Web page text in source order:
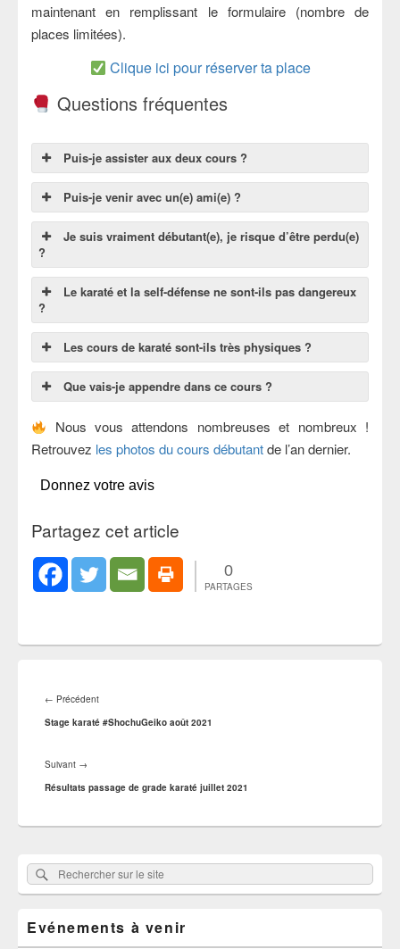
maintenant en remplissant le formulaire (nombre de
places limitées).
Clique ici pour réserver ta place
Questions fréquentes
Puis-je assister aux deux cours ?
Puis-je venir avec un(e) ami(e) ?
Je suis vraiment débutant(e), je risque d’être perdu(e)
?
Le karaté et la self-défense ne sont-ils pas dangereux
?
Les cours de karaté sont-ils très physiques ?
Que vais-je appendre dans ce cours ?
Nous vous attendons nombreuses et nombreux !
Retrouvez les photos du cours débutantde l’an dernier.
Donnez votre avis
Partagez cet article
0
PARTAGES
de
l’article
← PrécédentArticle
précédent :
Stage karaté #ShochuGeiko août 2021
Suivant →
suivant :
Résultats passage de grade karaté juillet 2021
Zone
principale
de
pour
Rechercher :
Rechercher
sur
site
Evénements à venir